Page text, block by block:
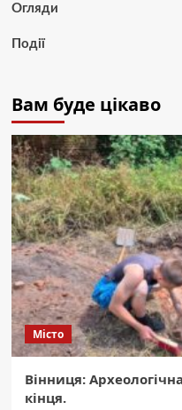
Огляди
Події
Вам буде цікаво
Місто
Вінниця:
кінця.